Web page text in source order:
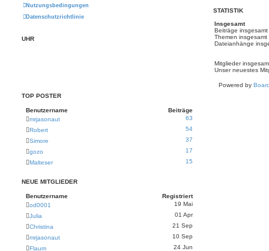
Nutzungsbedingungen
Datenschutzrichtlinie
UHR
TOP POSTER
Benutzername
Beiträge
mrjasonaut
63
Robert
54
Simore
37
gozo
17
Malteser
15
NEUE MITGLIEDER
Benutzername
Registriert
od0001
19 Mai
Julia
01 Apr
Christina
21 Sep
mrjasonaut
10 Sep
Flaum
24 Jun
STATISTIK
Insgesamt
Beiträge insgesamt
Themen insgesamt
Dateianhänge
Mitglieder
Unser neuestes
Powered by